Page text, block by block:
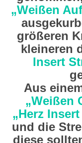
„Weißen
größeren
kleineren
Insert
Aus
„Weißen
„Herz
und die
diese